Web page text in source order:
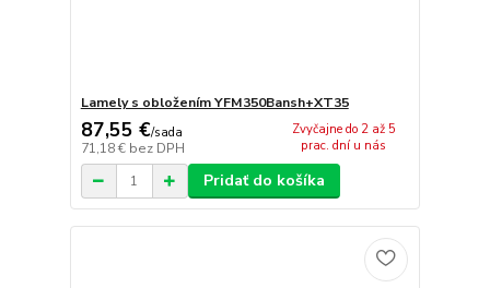
Lamely s obložením YFM350Bansh+XT35
87,55 €/sada
71,18 € bez DPH
Zvyčajne do 2 až 5
prac. dní u nás
Pridať do košíka